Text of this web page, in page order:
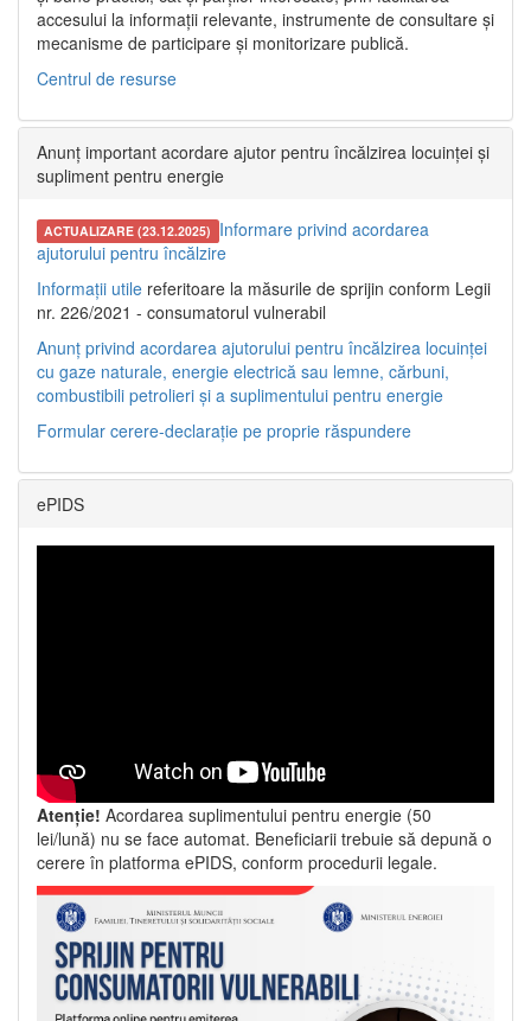
accesului la informații relevante, instrumente de consultare și
mecanisme de participare și monitorizare publică.
Centrul de resurse
Anunț important acordare ajutor pentru încălzirea locuinței și
supliment pentru energie
ACTUALIZARE (23.12.2025) Informare privind acordarea
ajutorului pentru încălzire
Informații utile referitoare la măsurile de sprijin conform Legii
nr. 226/2021 - consumatorul vulnerabil
Anunț privind acordarea ajutorului pentru încălzirea locuinței
cu gaze naturale, energie electrică sau lemne, cărbuni,
combustibili petrolieri și a suplimentului pentru energie
Formular cerere-declarație pe proprie răspundere
ePIDS
Atenție! Acordarea suplimentului pentru energie (50
lei/lună) nu se face automat. Beneficiarii trebuie să depună o
cerere în platforma ePIDS, conform procedurii legale.